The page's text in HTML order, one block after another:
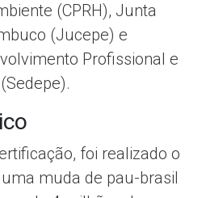
(CPRH), Junta
(Jucepe) e
Profissional e
foi realizado o
muda de pau-brasil